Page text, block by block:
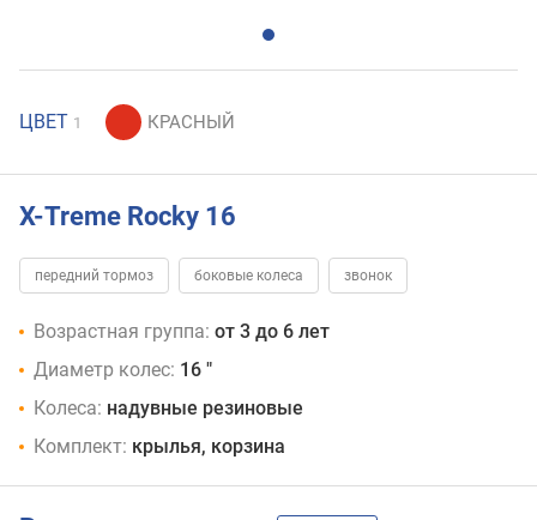
ЦВЕТ 1
X-Treme Rocky 16
передний тормоз боковые колеса звонок
Возрастная группа: от 3 до 6 лет
Диаметр колес: 16 "
Колеса: надувные резиновые
Комплект: крылья, корзина